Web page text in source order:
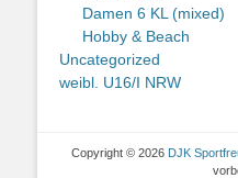
Damen 6 KL (mixed)
Hobby & Beach
Uncategorized
weibl. U16/I NRW
Copyright © 2026 DJK